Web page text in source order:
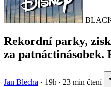
Rekordní parky,
za patnáctinásobek.
Jan Blecha · 19h · 23 min čtení